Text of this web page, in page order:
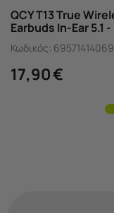
QCY T13 True
Earbuds In-Ear 5.1
Κωδικός:
17,90€